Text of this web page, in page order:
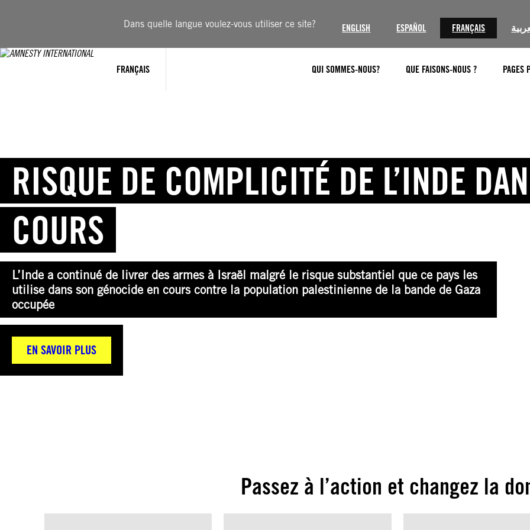
Dans quelle langue voulez-vous utiliser ce site? ENGLISH ESPAÑOL FRANÇAIS
FRANÇAIS QUI SOMMES-NOUS? QUE FAISONS-NOUS ? PAGES
RISQUE DE COMPLICITÉ DE L’INDE
COURS
L’Inde a continué de livrer des armes à Israël malgré le risque substantiel que ce pays les
utilise dans son génocide en cours contre la population palestinienne de la bande de Gaza
occupée
EN SAVOIR PLUS
Passez à l’action et changez la